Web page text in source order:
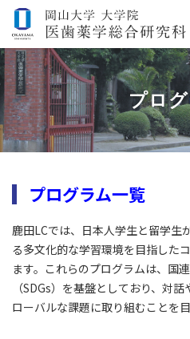
プロ
プログラム一覧
鹿田LCでは、日本人学生と留学生
る多文化的な学習環境を目指した
ます。これらのプログラムは、国
（SDGs）を基盤としており、対
ローバルな課題に取り組むことを